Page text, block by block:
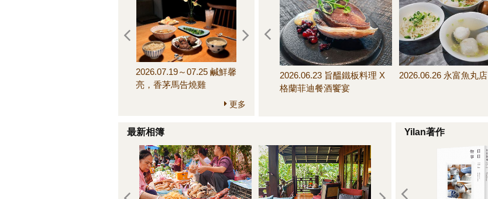
2026.07.19～07.25 鹹鮮馨
亮，香茅馬告燒雞
2026.07.11～07.19 信手拈
來，饅頭新配搭
2026.07.01～07.11 變奏
版！榨菜肉絲義大利麵
更多
2026.06.23 旨醞鐵板料理 X
格蘭菲迪餐酒饗宴
2026.06.26 永富魚丸店
最新相簿 Yilan著作